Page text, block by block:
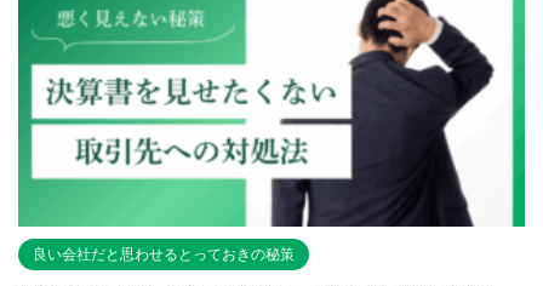
良い会社だと思わせるとっておきの秘策